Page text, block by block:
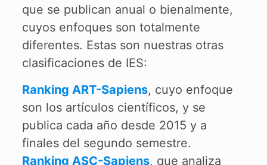
que se publican anual o bienalmente,
cuyos enfoques son totalmente
diferentes. Estas son nuestras otras
clasificaciones de IES:
Ranking ART-Sapiens, cuyo enfoque
son los artículos científicos, y se
publica cada año desde 2015 y a
finales del segundo semestre.
Ranking ASC-Sapiens, que analiza